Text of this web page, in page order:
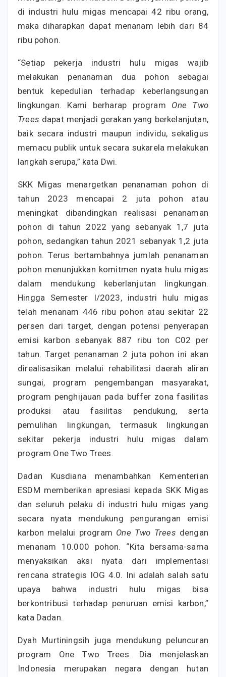
di industri hulu migas mencapai 42 ribu orang,
maka diharapkan dapat menanam lebih dari 84
ribu pohon.
“Setiap pekerja industri hulu migas wajib
melakukan penanaman dua pohon sebagai
bentuk kepedulian terhadap keberlangsungan
lingkungan. Kami berharap program One Two
Trees dapat menjadi gerakan yang berkelanjutan,
baik secara industri maupun individu, sekaligus
memacu publik untuk secara sukarela melakukan
langkah serupa,” kata Dwi.
SKK Migas menargetkan penanaman pohon di
tahun 2023 mencapai 2 juta pohon atau
meningkat dibandingkan realisasi penanaman
pohon di tahun 2022 yang sebanyak 1,7 juta
pohon, sedangkan tahun 2021 sebanyak 1,2 juta
pohon. Terus bertambahnya jumlah penanaman
pohon menunjukkan komitmen nyata hulu migas
dalam mendukung keberlanjutan lingkungan.
Hingga Semester I/2023, industri hulu migas
telah menanam 446 ribu pohon atau sekitar 22
persen dari target, dengan potensi penyerapan
emisi karbon sebanyak 887 ribu ton C02 per
tahun. Target penanaman 2 juta pohon ini akan
direalisasikan melalui rehabilitasi daerah aliran
sungai, program pengembangan masyarakat,
program penghijauan pada buffer zona fasilitas
produksi atau fasilitas pendukung, serta
pemulihan lingkungan, termasuk lingkungan
sekitar pekerja industri hulu migas dalam
program One Two Trees.
Dadan Kusdiana menambahkan Kementerian
ESDM memberikan apresiasi kepada SKK Migas
dan seluruh pelaku di industri hulu migas yang
secara nyata mendukung pengurangan emisi
karbon melalui program One Two Trees dengan
menanam 10.000 pohon. “Kita bersama-sama
menyaksikan aksi nyata dari implementasi
rencana strategis IOG 4.0. Ini adalah salah satu
upaya bahwa industri hulu migas bisa
berkontribusi terhadap penuruan emisi karbon,”
kata Dadan.
Dyah Murtiningsih juga mendukung peluncuran
program One Two Trees. Dia menjelaskan
Indonesia merupakan negara dengan hutan